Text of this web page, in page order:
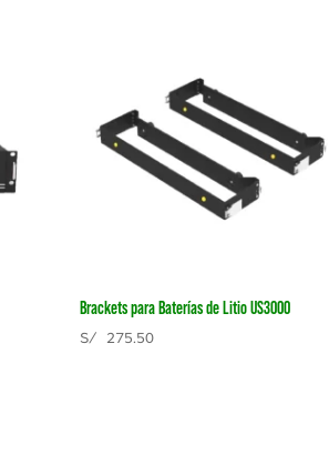
Brackets para Baterías de Litio US3000
S/ 275.50